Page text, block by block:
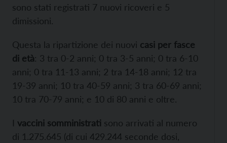
sono stati registrati 7 nuovi ricoveri e 5
dimissioni.
Questa la ripartizione dei nuovi casi per fasce
di età: 3 tra 0-2 anni; 0 tra 3-5 anni; 0 tra 6-10
anni; 0 tra 11-13 anni; 2 tra 14-18 anni; 12 tra
19-39 anni; 10 tra 40-59 anni; 3 tra 60-69 anni;
10 tra 70-79 anni; e 10 di 80 anni e oltre.
I vaccini somministrati sono arrivati al numero
di 1.275.645 (di cui 429.244 seconde dosi,